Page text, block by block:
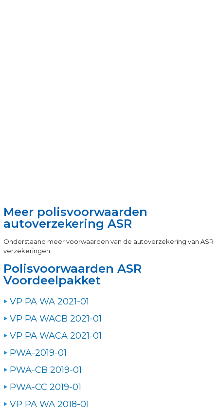
Meer polisvoorwaarden
autoverzekering ASR
Onderstaand meer voorwaarden van de autoverzekering van ASR
verzekeringen.
Polisvoorwaarden ASR
Voordeelpakket
VP PA WA 2021-01
VP PA WACB 2021-01
VP PA WACA 2021-01
PWA-2019-01
PWA-CB 2019-01
PWA-CC 2019-01
VP PA WA 2018-01